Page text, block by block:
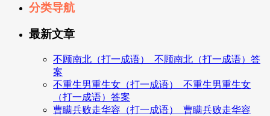
分类导航
最新文章
不顾南北（打一成语）_不顾南北（打一成语）答
案
不重生男重生女（打一成语）_不重生男重生女
（打一成语）答案
曹瞒兵败走华容（打一成语）_曹瞒兵败走华容